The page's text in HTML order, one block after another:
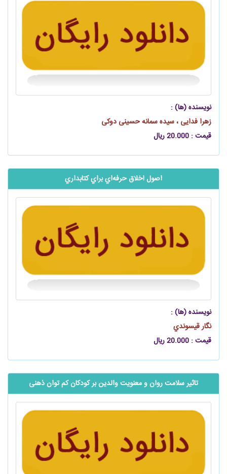
نویسنده (ها) :
زهرا فدایی ، سیده سمانه حسینی دوکی
قیمت : 20.000 ریال
اصول اخلاق حرفه‌اي براي كتابداري
نویسنده (ها) :
نگار قيسوندي
قیمت : 20.000 ریال
تاثیر سلامت روان و معنویت والدین بر کودکان کم توان ذهنی